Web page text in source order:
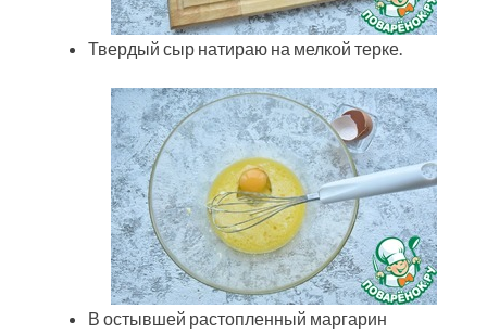
Твердый сыр натираю на мелкой терке.
В остывшей растопленный маргарин